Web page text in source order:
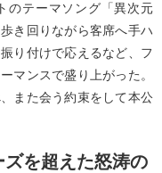
のテーマソング「異次元
き回りながら客席へ手ハ
り付けで応えるなど、フ
マンスで盛り上がった。
また会う約束をして本公
を超えた怒涛の